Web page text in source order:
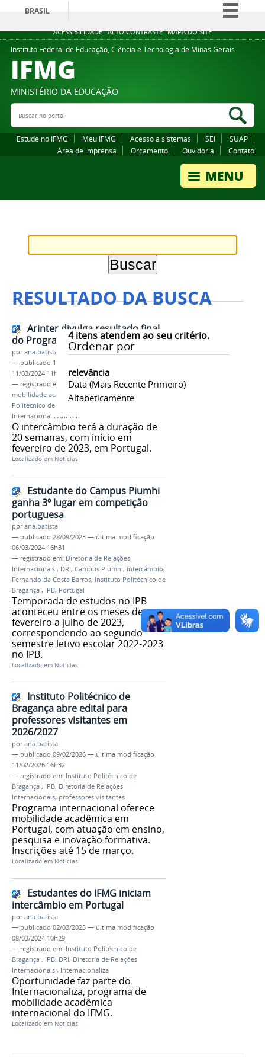
ACESSIBILIDADE ALTO CONTRASTE MAPA DO SITE
BRASIL
Simplifique!
Comunica BR
Legislação
Instituto Federal de Educação, Ciência e Tecnologia de Minas Gerais
IFMG
MINISTÉRIO DA EDUCAÇÃO
Buscar no portal
Estude no IFMG Meu IFMG Acesso a sistemas SEI
SUAP
Área de imprensa
Orcamento Ouvidoria Contato
RESULTADO DA BUSCA
4itens atendem ao seu critério.
Ordenar por
relevância
Data (mais Recente Primeiro)
Alfabeticamente
Arinter divulga resultado final
do Programa Internacionaliza
porana.batista
— publicado 11/08/2022
11/03/2024 11h44
— registrado em:
Programa Internacionaliza
mobilidade acadêmica internacional
,Instituto
Politécnico de Bragança
Internacional , Arinter
O intercâmbio terá a duração de
20 semanas, com início em
fevereiro de 2023, em Portugal.
Localizado em Notícias
Estudante do Campus Piumhi
ganha 3º lugar em competição
portuguesa
porana.batista
— publicado 28/09/2023 — última modificação
06/03/2024 16h31
— registrado em: Diretoria de Relações
Internacionais , DRI, Campus Piumhi, intercâmbio,
Fernando da Costa Barros, Instituto Politécnico de
Bragança , IPB, Portugal
Temporada de estudos no IPB
aconteceu entre os meses de
fevereiro a julho de 2023,
correspondendo ao segundo
semestre letivo escolar 2022-2023
no IPB.
Localizado em Notícias
Instituto Politécnico de
Bragança abre edital para
professores visitantes em
2026/2027
porana.batista
— publicado 09/02/2026 — última modificação
11/02/2026 16h32
— registrado em: Instituto Politécnico de
Bragança , IPB, Diretoria de Relações
Internacionais, professores visitantes
Programa internacional oferece
mobilidade acadêmica em
Portugal, com atuação em ensino,
pesquisa e inovação formativa.
Inscrições até 15 de março.
Localizado em Notícias
Estudantes do IFMG iniciam
intercâmbio em Portugal
porana.batista
— publicado 02/03/2023 — última modificação
08/03/2024 10h29
— registrado em: Instituto Politécnico de
Bragança , IPB, DRI, Diretoria de Relações
Internacionais , Internacionaliza
Oportunidade faz parte do
Internacionaliza, programa de
mobilidade acadêmica
internacional do IFMG.
Localizado em Notícias